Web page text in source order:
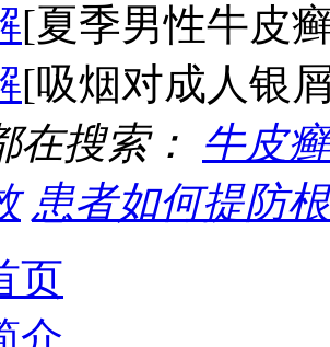
[夏季男性牛皮
[吸烟对成人银
在搜索： 牛皮
患者如何提防
页